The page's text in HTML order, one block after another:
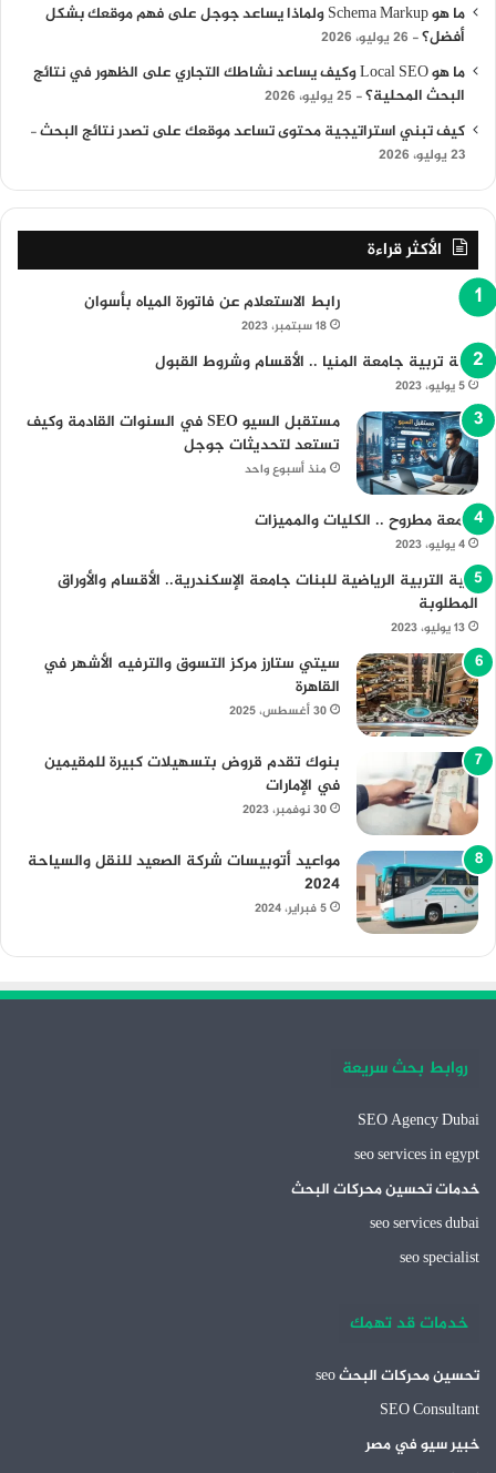
ما هو Schema Markup ولماذا يساعد جوجل على فهم موقعك بشكل
أفضل؟
26 يوليو، 2026
ما هو Local SEO وكيف يساعد نشاطك التجاري على الظهور في نتائج
البحث المحلية؟
25 يوليو، 2026
كيف تبني استراتيجية محتوى تساعد موقعك على تصدر نتائج البحث
23 يوليو، 2026
الأكثر قراءة
رابط الاستعلام عن فاتورة المياه بأسوان
18 سبتمبر، 2023
كلية تربية جامعة المنيا .. الأقسام وشروط القبول
5 يوليو، 2023
مستقبل السيو SEO في السنوات القادمة وكيف
تستعد لتحديثات جوجل
منذ أسبوع واحد
جامعة مطروح .. الكليات والمميزات
4 يوليو، 2023
كلية التربية الرياضية للبنات جامعة الإسكندرية.. الأقسام والأوراق
المطلوبة
13 يوليو، 2023
سيتي ستارز مركز التسوق والترفيه الأشهر في
القاهرة
30 أغسطس، 2025
بنوك تقدم قروض بتسهيلات كبيرة للمقيمين
في الإمارات
30 نوفمبر، 2023
مواعيد أتوبيسات شركة الصعيد للنقل والسياحة
2024
5 فبراير، 2024
روابط بحث سريعة
SEO Agency Dubai
seo services in egypt
خدمات تحسين محركات البحث
seo services dubai
seo specialist
خدمات قد تهمك
تحسين محركات البحث seo
SEO Consultant
خبير سيو في مصر